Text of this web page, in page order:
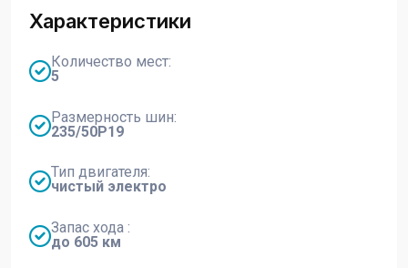
Характеристики
Количество мест:
5
Размерность шин:
235/50Р19
Тип двигателя:
чистый электро
Запас хода :
до 605 км